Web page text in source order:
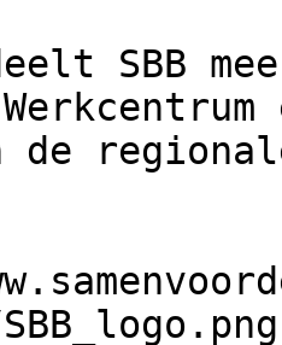
SBB
de